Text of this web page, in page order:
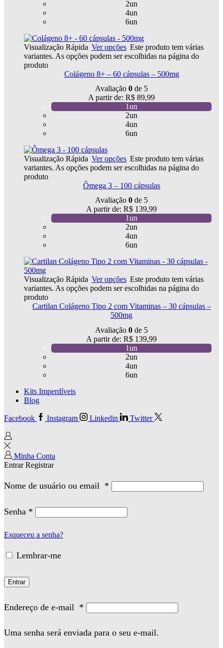
2un
4un
6un
Visualização Rápida Ver opções Este produto tem várias
variantes. As opções podem ser escolhidas na página do
produto
Colágeno 8+ – 60 cápsulas – 500mg
Avaliação 0 de 5
A partir de: R$ 89,99
1un
2un
4un
6un
Visualização Rápida Ver opções Este produto tem várias
variantes. As opções podem ser escolhidas na página do
produto
Ômega 3 – 100 cápsulas
Avaliação 0 de 5
A partir de: R$ 139,99
1un
2un
4un
6un
Visualização Rápida Ver opções Este produto tem várias
variantes. As opções podem ser escolhidas na página do
produto
Cartilan Colágeno Tipo 2 com Vitaminas – 30 cápsulas –
500mg
Avaliação 0 de 5
A partir de: R$ 139,99
1un
2un
4un
6un
Kits Imperdíveis
Blog
Facebook Instagram Linkedin Twitter
Minha Conta
EntrarRegistrar
Nome de usuário ou email *
Senha *
Esqueceu a senha?
Lembrar-me
Entrar
Endereço de e-mail *
Uma senha será enviada para o seu e-mail.